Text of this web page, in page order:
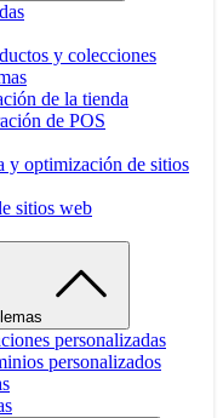
y colecciones
de la tienda
de POS
y optimización de sitios
sitios web
personalizadas
personalizados